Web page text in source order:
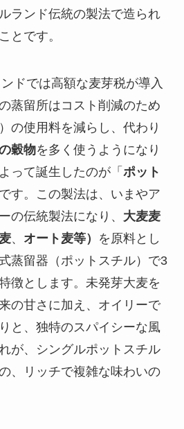
ランド伝統の製法で造られ
とです。
ドでは高額な麦芽税が導入
蒸留所はコスト削減のため
の使用料を減らし、代わり
穀物を多く使うようになり
って誕生したのが「 ポット
です。この製法は、いまやア
の伝統製法になり、 大麦麦
、 オート麦等）
を原料とし
蒸留器（ポットスチル）で3
徴とします。未発芽大麦を
の甘さに加え、オイリーで
と、独特のスパイシーな風
が、シングルポットスチル
、リッチで複雑な味わいの